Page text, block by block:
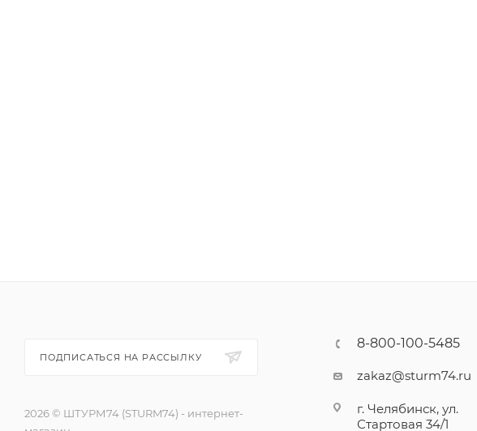
ПОДПИСАТЬСЯ НА РАССЫЛКУ
2026 © ШТУРМ74 (STURM74) - интернет-
8-800-100-5485
zakaz@sturm74.ru
г. Челябинск, ул.
Стартовая 34/1